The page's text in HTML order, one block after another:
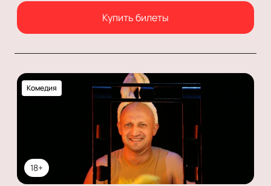
Купить билеты
18+
Комедия